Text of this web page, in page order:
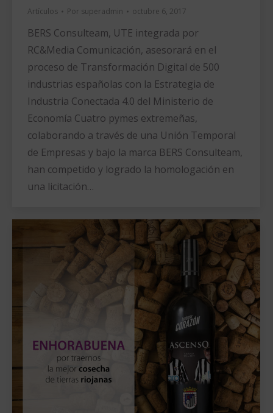
Artículos Por superadmin octubre 6, 2017
BERS Consulteam, UTE integrada por
RC&Media Comunicación, asesorará en el
proceso de Transformación Digital de 500
industrias españolas con la Estrategia de
Industria Conectada 4.0 del Ministerio de
Economía Cuatro pymes extremeñas,
colaborando a través de una Unión Temporal
de Empresas y bajo la marca BERS Consulteam,
han competido y logrado la homologación en
una licitación…